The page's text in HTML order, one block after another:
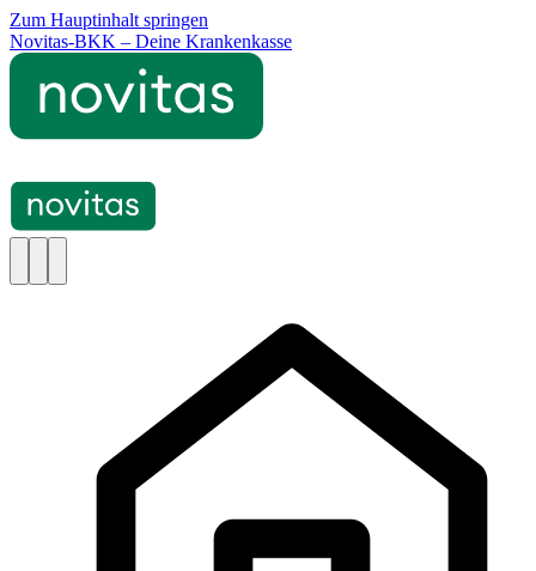
Zum Hauptinhalt springen
Novitas-BKK – Deine Krankenkasse